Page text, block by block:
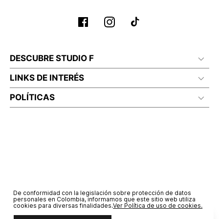
DESCUBRE STUDIO F
LINKS DE INTERÉS
POLÍTICAS
De conformidad con la legislación sobre protección de datos
personales en Colombia, informamos que este sitio web utiliza
cookies para diversas finalidades.Ver Política de uso de cookies.